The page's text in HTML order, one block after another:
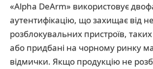
«Alpha DeArm» використовує
аутентифікацію, що захищає від
розблокувальних пристроїв,
або придбані на чорному ринку
відмички. Якщо продукцію не